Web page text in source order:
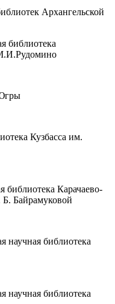
Архангельской
библиотека
Кузбасса им.
библиотека Карачаево-
Байрамуковой
научная библиотека
научная библиотека